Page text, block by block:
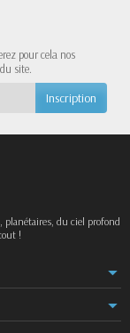
pour cela nos
site.
planétaires, du ciel profond
!